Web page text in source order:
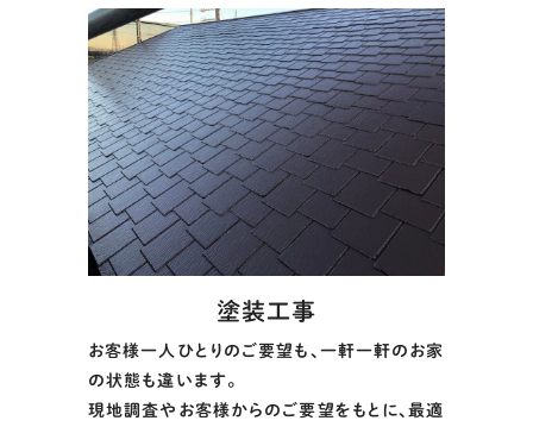
塗装工事
お客様一人ひとりのご要望も、一軒一軒のお家
の状態も違います。
現地調査やお客様からのご要望をもとに、最適